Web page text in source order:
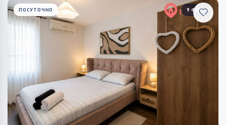
9 ФОТО
ПОСУТОЧНО